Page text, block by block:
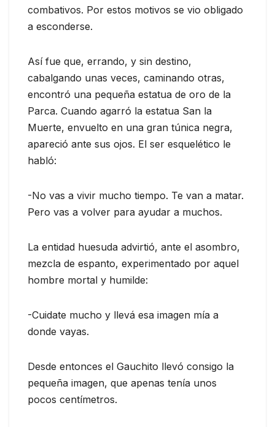
combativos. Por estos motivos se vio obligado
a esconderse.
Así fue que, errando, y sin destino,
cabalgando unas veces, caminando otras,
encontró una pequeña estatua de oro de la
Parca. Cuando agarró la estatua San la
Muerte, envuelto en una gran túnica negra,
apareció ante sus ojos. El ser esquelético le
habló:
-No vas a vivir mucho tiempo. Te van a matar.
Pero vas a volver para ayudar a muchos.
La entidad huesuda advirtió, ante el asombro,
mezcla de espanto, experimentado por aquel
hombre mortal y humilde:
-Cuidate mucho y llevá esa imagen mía a
donde vayas.
Desde entonces el Gauchito llevó consigo la
pequeña imagen, que apenas tenía unos
pocos centímetros.